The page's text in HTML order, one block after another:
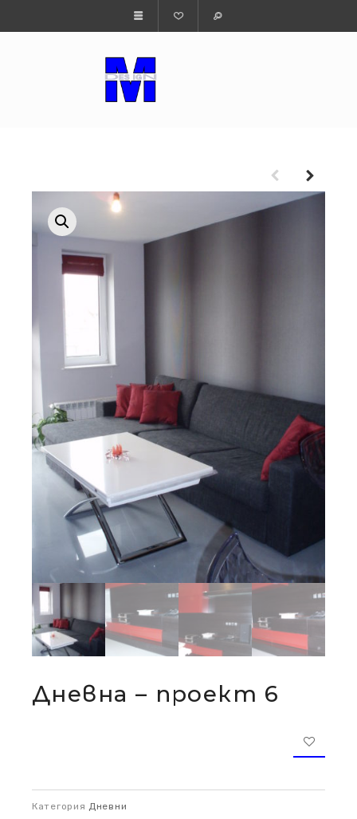
Дневна – проект 6
Категория Дневни